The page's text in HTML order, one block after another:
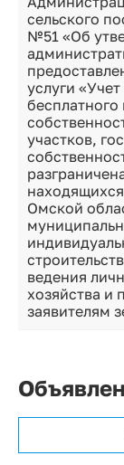
сельского
№51 «Об
услуги
бесплатного
участков,
Омской
ведения
хозяйства и
заявителям